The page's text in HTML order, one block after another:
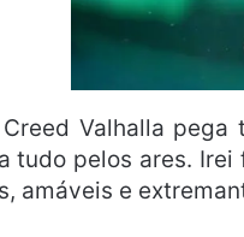
Creed Valhalla
tudo pelos ares.
amáveis e